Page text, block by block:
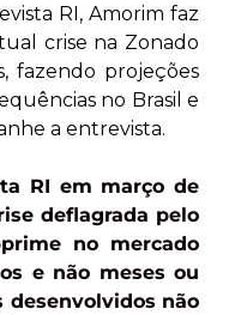
RI, Amorim faz
crise na Zonado
fazendo projeções
no Brasil e
a entrevista.
RI em março de
deflagrada pelo
no mercado
e não meses ou
desenvolvidos não